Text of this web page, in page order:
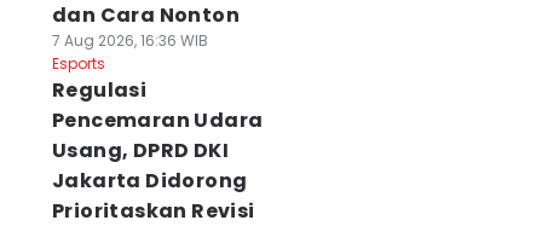
dan Cara Nonton
7 Aug 2026, 16:36 WIB
Esports
Regulasi
Pencemaran Udara
Usang, DPRD DKI
Jakarta Didorong
Prioritaskan Revisi